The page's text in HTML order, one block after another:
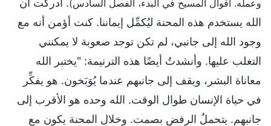
وعمله. أقوال المسيح في البدء، الفصل السادس)
الله يستخدم هذه المحنة ليُكمِّل إيماننا. كنت أؤمن أنه مع
وجود الله إلى جانبي، لم تكن توجد صعوبة لا يمكنني
التغلب عليها. وأنشدتُ أيضًا هذه الترنيمة: "يختبر الله
معاناة البشر، ويقف إلى جانبهم عندما يُوَبَخون. هو يفكِّر
في حياة الإنسان طوال الوقت. الله وحده هو الأقرب إلى
جانبهم. يتحملُ الرفض بصمت. وخلال المحنة يكون مع